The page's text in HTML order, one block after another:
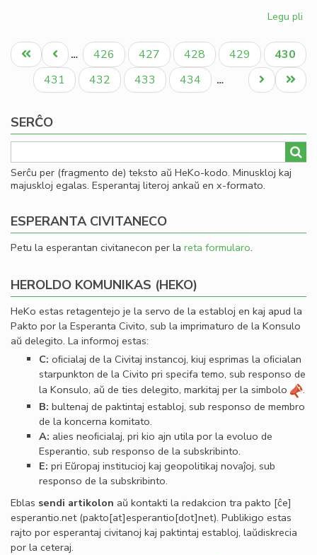
Legu pli
Pagination
Unua
paĝo
Antaŭa
paĝo
… Paĝo
426 Paĝo
427 Paĝo
428 Paĝo
429
Aktuala
paĝo
430
Paĝo
431 Paĝo
432 Paĝo
433 Paĝo
434 …
Last
page
Next
page
SERĈO
Serĉu per (fragmento de) teksto aŭ HeKo-kodo. Minuskloj kaj
majuskloj egalas. Esperantaj literoj ankaŭ en x-formato.
ESPERANTA CIVITANECO
Petu la esperantan civitanecon per la reta formularo.
HEROLDO KOMUNIKAS (HEKO)
HeKo estas retagentejo je la servo de la establoj en kaj apud la
Pakto por la Esperanta Civito, sub la imprimaturo de la Konsulo
aŭ delegito. La informoj estas:
C: oﬁcialaj de la Civitaj instancoj, kiuj esprimas la oﬁcialan
starpunkton de la Civito pri specifa temo, sub responso de
la Konsulo, aŭ de ties delegito, markitaj per la simbolo
.
B: bultenaj de paktintaj establoj, sub responso de membro
de la koncerna komitato.
A: alies neoﬁcialaj, pri kio ajn utila por la evoluo de
Esperantio, sub responso de la subskribinto.
E: pri Eŭropaj institucioj kaj geopolitikaj novaĵoj, sub
responso de la subskribinto.
Eblas sendi artikolon aŭ kontakti la redakcion tra pakto [ĉe]
esperantio.net(pakto[at]esperantio[dot]net). Publikigo estas
rajto por esperantaj civitanoj kaj paktintaj establoj, laŭdiskrecia
por la ceteraj.